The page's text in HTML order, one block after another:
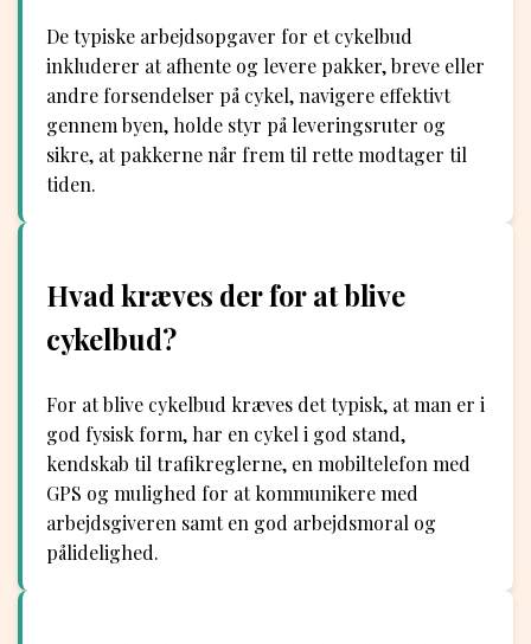
De typiske arbejdsopgaver for et cykelbud
inkluderer at afhente og levere pakker, breve eller
andre forsendelser på cykel, navigere effektivt
gennem byen, holde styr på leveringsruter og
sikre, at pakkerne når frem til rette modtager til
tiden.
Hvad kræves der for at blive
cykelbud?
For at blive cykelbud kræves det typisk, at man er i
god fysisk form, har en cykel i god stand,
kendskab til trafikreglerne, en mobiltelefon med
GPS og mulighed for at kommunikere med
arbejdsgiveren samt en god arbejdsmoral og
pålidelighed.